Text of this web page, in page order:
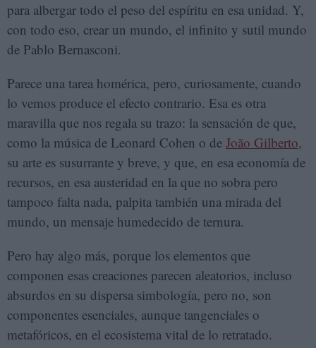
para albergar todo el peso del espíritu en esa unidad. Y,
con todo eso, crear un mundo, el infinito y sutil mundo
de Pablo Bernasconi.
Parece una tarea homérica, pero, curiosamente, cuando
lo vemos produce el efecto contrario. Esa es otra
maravilla que nos regala su trazo: la sensación de que,
como la música de Leonard Cohen o de João Gilberto,
su arte es susurrante y breve, y que, en esa economía de
recursos, en esa austeridad en la que no sobra pero
tampoco falta nada, palpita también una mirada del
mundo, un mensaje humedecido de ternura.
Pero hay algo más, porque los elementos que
componen esas creaciones parecen aleatorios, incluso
absurdos en su dispersa simbología, pero no, son
componentes esenciales, aunque tangenciales o
metafóricos, en el ecosistema vital de lo retratado.